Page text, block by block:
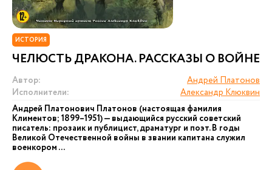
ИСТОРИЯ
ЧЕЛЮСТЬ ДРАКОНА. РАССКАЗЫ О ВОЙНЕ
Автор:
Андрей Платонов
Исполнители:
Александр Клюквин
Андрей Платонович Платонов (настоящая фамилия
Климентов; 1899–1951) — выдающийся русский советский
писатель: прозаик и публицист, драматург и поэт. В годы
Великой Отечественной войны в звании капитана служил
военкором ...